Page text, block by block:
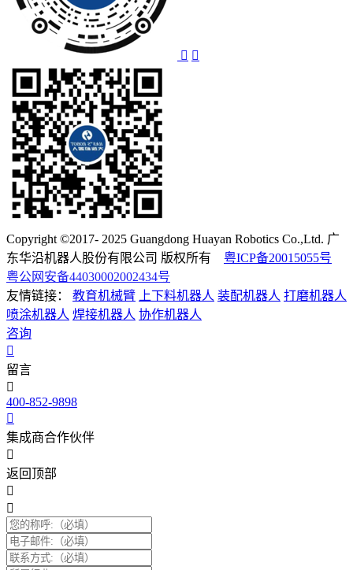
Copyright ©2017- 2025 Guangdong Huayan Robotics Co.,Ltd. 广
东华沿机器人股份有限公司 版权所有 粤ICP备20015055号
粤公网安备44030002002434号
友情链接：
教育机械臂 上下料机器人 装配机器人 打磨机器人
喷涂机器人 焊接机器人 协作机器人
咨询
留言
400-852-9898
集成商合作伙伴
返回顶部